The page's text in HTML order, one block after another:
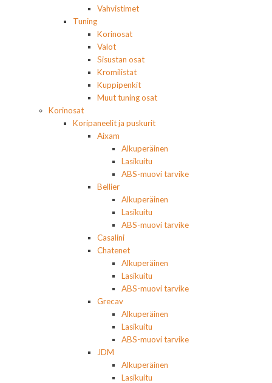
Vahvistimet
Tuning
Korinosat
Valot
Sisustan osat
Kromilistat
Kuppipenkit
Muut tuning osat
Korinosat
Koripaneelit ja puskurit
Aixam
Alkuperäinen
Lasikuitu
ABS-muovi tarvike
Bellier
Alkuperäinen
Lasikuitu
ABS-muovi tarvike
Casalini
Chatenet
Alkuperäinen
Lasikuitu
ABS-muovi tarvike
Grecav
Alkuperäinen
Lasikuitu
ABS-muovi tarvike
JDM
Alkuperäinen
Lasikuitu